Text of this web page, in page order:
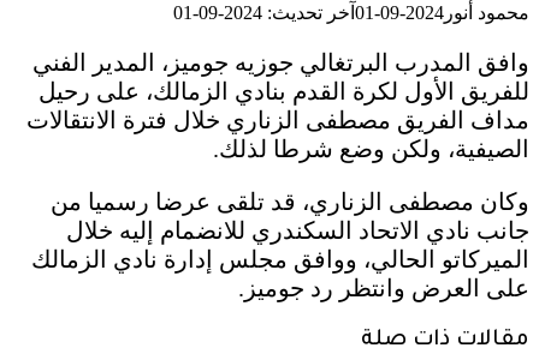
محمود أنور 2024-09-01 آخر تحديث: 2024-09-01
وافق المدرب البرتغالي جوزيه جوميز، المدير الفني
للفريق الأول لكرة القدم بنادي الزمالك، على رحيل
مداف الفريق مصطفى الزناري خلال فترة الانتقالات
الصيفية، ولكن وضع شرطا لذلك.
وكان مصطفى الزناري، قد تلقى عرضا رسميا من
جانب نادي الاتحاد السكندري للانضمام إليه خلال
الميركاتو الحالي، ووافق مجلس إدارة نادي الزمالك
على العرض وانتظر رد جوميز.
مقالات ذات صلة